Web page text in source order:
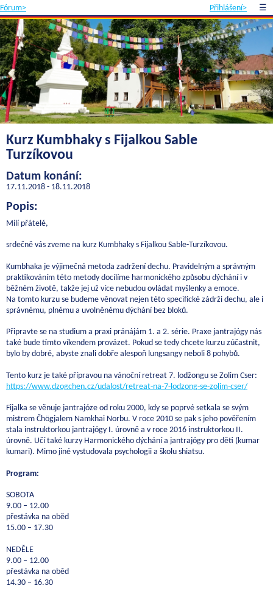
Fórum> Přihlášení> ☰
Kurz Kumbhaky s Fijalkou Sable
Turzíkovou
Datum konání:
17.11.2018 - 18.11.2018
Popis:
Milí přátelé,
srdečně vás zveme na kurz Kumbhaky s Fijalkou Sable-Turzíkovou.
Kumbhaka je výjimečná metoda zadržení dechu. Pravidelným a správným
praktikováním této metody docílíme harmonického způsobu dýchání i v
běžném životě, takže jej už více nebudou ovládat myšlenky a emoce.
Na tomto kurzu se budeme věnovat nejen této specifické zádrži dechu, ale i
správnému, plnému a uvolněnému dýchání bez bloků.
Připravte se na studium a praxi pránájám 1. a 2. série. Praxe jantrajógy nás
také bude tímto víkendem provázet. Pokud se tedy chcete kurzu zúčastnit,
bylo by dobré, abyste znali dobře alespoň lungsangy neboli 8 pohybů.
Tento kurz je také přípravou na vánoční retreat 7. lodžongu se Zolim Cser:
https://www.dzogchen.cz/udalost/retreat-na-7-lodzong-se-zolim-cser/
Fijalka se věnuje jantrajóze od roku 2000, kdy se poprvé setkala se svým
mistrem Čhögjalem Namkhai Norbu. V roce 2010 se pak s jeho pověřením
stala instruktorkou jantrajógy I. úrovně a v roce 2016 instruktorkou II.
úrovně. Učí také kurzy Harmonického dýchání a jantrajógy pro děti (kumar
kumari). Mimo jiné vystudovala psychologii a školu shiatsu.
Program:
SOBOTA
9.00 – 12.00
přestávka na oběd
15.00 – 17.30
NEDĚLE
9.00 – 12.00
přestávka na oběd
14.30 – 16.30